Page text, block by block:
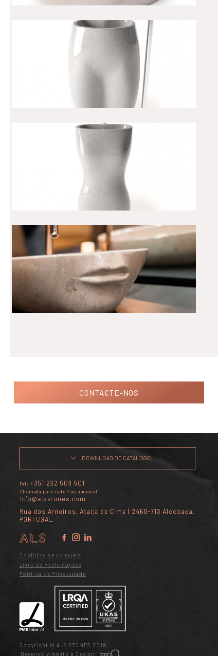
CONTACTE-NOS
DOWNLOAD DE CATÁLOGO
Tel: +351 262 508 501
Chamada para rede fixa nacional
info@alsstones.com
Rua dos Arneiros, Ataíja de Cima | 2460-713 Alcobaça,
PORTUGAL
Conflitos de consumo
Livro de Reclamações
Política de Privacidade
Copyright © ALS STONES 2019
Desenvolvimento e Design: